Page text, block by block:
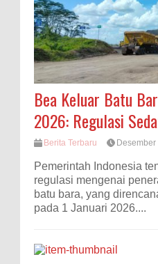
Bea Keluar Batu
2026: Regulasi
Berita Terbaru
Pemerintah Indonesia
regulasi mengenai
batu bara, yang
pada 1 Januari 2026....